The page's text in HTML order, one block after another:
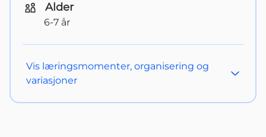
Alder
6-7 år
Vis læringsmomenter, organisering og
variasjoner